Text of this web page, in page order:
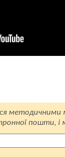
методичними
пошти,